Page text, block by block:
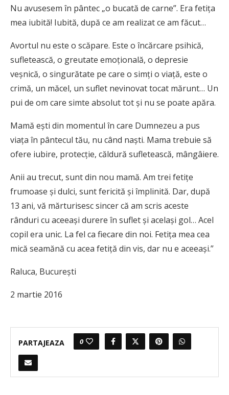
Nu avusesem în pântec „o bucată de carne”. Era fetiţa
mea iubită! Iubită, după ce am realizat ce am făcut…
Avortul nu este o scăpare. Este o încărcare psihică,
sufletească, o greutate emoţională, o depresie
veşnică, o singurătate pe care o simţi o viaţă, este o
crimă, un măcel, un suflet nevinovat tocat mărunt… Un
pui de om care simte absolut tot şi nu se poate apăra.
Mamă eşti din momentul în care Dumnezeu a pus
viaţa în pântecul tău, nu când naşti. Mama trebuie să
ofere iubire, protecţie, căldură sufletească, mângâiere.
Anii au trecut, sunt din nou mamă. Am trei fetiţe
frumoase şi dulci, sunt fericită şi împlinită. Dar, după
13 ani, vă mărturisesc sincer că am scris aceste
rânduri cu aceeaşi durere în suflet şi acelaşi gol… Acel
copil era unic. La fel ca fiecare din noi. Fetiţa mea cea
mică seamănă cu acea fetiţă din vis, dar nu e aceeaşi.”
Raluca, Bucureşti
2 martie 2016
PARTAJEAZA 0